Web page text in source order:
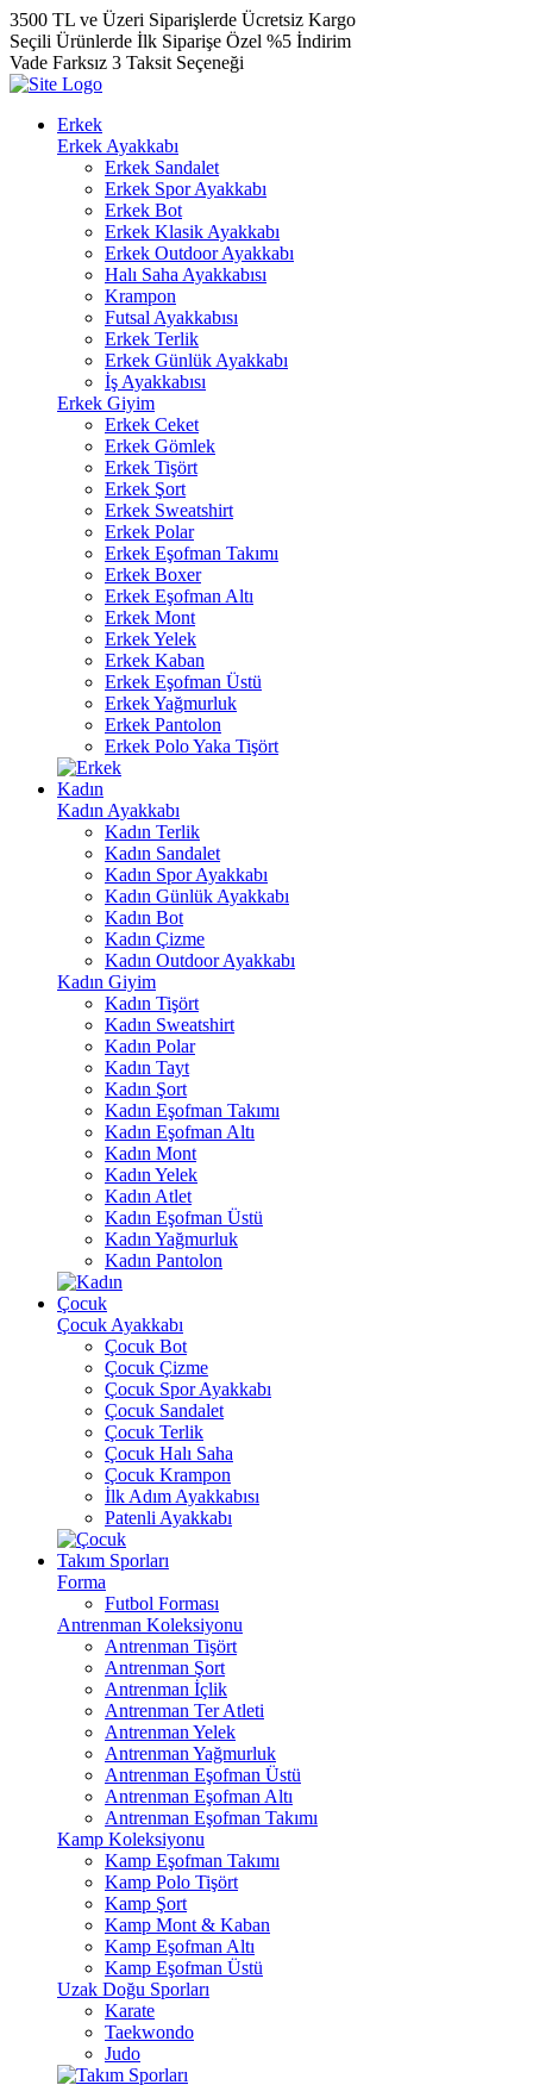
3500 TL ve Üzeri Siparişlerde Ücretsiz Kargo
Seçili Ürünlerde İlk Siparişe Özel %5 İndirim
Vade Farksız 3 Taksit Seçeneği
Erkek
Erkek Ayakkabı
Erkek Sandalet
Erkek Spor Ayakkabı
Erkek Bot
Erkek Klasik Ayakkabı
Erkek Outdoor Ayakkabı
Halı Saha Ayakkabısı
Krampon
Futsal Ayakkabısı
Erkek Terlik
Erkek Günlük Ayakkabı
İş Ayakkabısı
Erkek Giyim
Erkek Ceket
Erkek Gömlek
Erkek Tişört
Erkek Şort
Erkek Sweatshirt
Erkek Polar
Erkek Eşofman Takımı
Erkek Boxer
Erkek Eşofman Altı
Erkek Mont
Erkek Yelek
Erkek Kaban
Erkek Eşofman Üstü
Erkek Yağmurluk
Erkek Pantolon
Erkek Polo Yaka Tişört
Kadın
Kadın Ayakkabı
Kadın Terlik
Kadın Sandalet
Kadın Spor Ayakkabı
Kadın Günlük Ayakkabı
Kadın Bot
Kadın Çizme
Kadın Outdoor Ayakkabı
Kadın Giyim
Kadın Tişört
Kadın Sweatshirt
Kadın Polar
Kadın Tayt
Kadın Şort
Kadın Eşofman Takımı
Kadın Eşofman Altı
Kadın Mont
Kadın Yelek
Kadın Atlet
Kadın Eşofman Üstü
Kadın Yağmurluk
Kadın Pantolon
Çocuk
Çocuk Ayakkabı
Çocuk Bot
Çocuk Çizme
Çocuk Spor Ayakkabı
Çocuk Sandalet
Çocuk Terlik
Çocuk Halı Saha
Çocuk Krampon
İlk Adım Ayakkabısı
Patenli Ayakkabı
Takım Sporları
Forma
Futbol Forması
Antrenman Koleksiyonu
Antrenman Tişört
Antrenman Şort
Antrenman İçlik
Antrenman Ter Atleti
Antrenman Yelek
Antrenman Yağmurluk
Antrenman Eşofman Üstü
Antrenman Eşofman Altı
Antrenman Eşofman Takımı
Kamp Koleksiyonu
Kamp Eşofman Takımı
Kamp Polo Tişört
Kamp Şort
Kamp Mont & Kaban
Kamp Eşofman Altı
Kamp Eşofman Üstü
Uzak Doğu Sporları
Karate
Taekwondo
Judo